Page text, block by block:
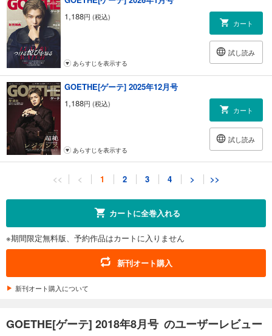
1,188円 (税込)
カート
試し読み
あらすじを表示する
GOETHE[ゲーテ] 2025年12月号
1,188円 (税込)
カート
試し読み
あらすじを表示する
GOETHE[ゲーテ] 2025年11月号
試し読み
あらすじを表示する
GOETHE[ゲーテ] 2025年10月号
1,188円 (税込)
あらすじを表示する
<< < 1 2 3 4 > >>
カートに全巻入れる
※期間限定無料版、予約作品はカートに入りません
新刊オート購入
新刊オート購入について
GOETHE[ゲーテ] 2018年8月号 のユーザーレビュー